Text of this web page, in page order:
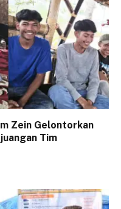
Zein Gelontorkan
Tim